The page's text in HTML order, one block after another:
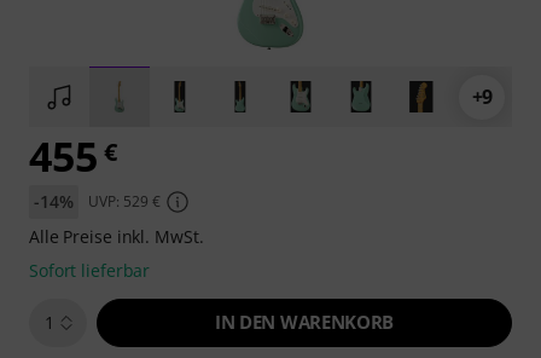
+9
455 €
-14% UVP: 529 €
Alle Preise inkl. MwSt.
Sofort lieferbar
1 IN DEN WARENKORB